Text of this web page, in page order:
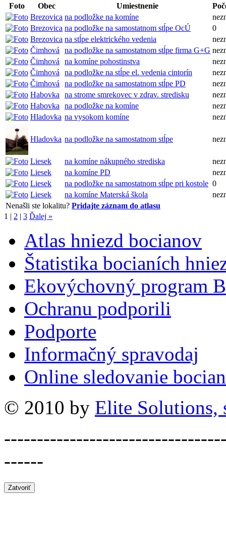
Foto
Obec Umiestnenie
Brezovica na podložke na komíne
Brezovica na podložke na samostatnom stĺpe OcÚ
0
Brezovica na stĺpe elektrického vedenia
Čimhová
na podložke na samostatnom stĺpe firma G+G
Čimhová
na komíne pohostinstva
Čimhová
na podložke na stĺpe el. vedenia cintorín
Čimhová
na podložke na samostatnom stĺpe PD
Habovka
na strome smrekovec v zdrav. stredisku
Habovka
na podložke na komíne
Hladovka na vysokom komíne
Hladovka na podložke na samostatnom stĺpe
Liesek na komíne nákupného strediska
Liesek
na komíne PD
Liesek
na podložke na samostatnom stĺpe pri kostole 0
Liesek
na komíne Materská škola
Nenašli ste lokalitu? Pridajte záznam do atlasu
1 | 2 | 3 Ďalej »
Atlas hniezd bocianov
Štatistika bocianích
Ekovýchovný program
Ochranu podporili
Podporte
Informačný spravodaj
Online sledovanie
© 2010 by Elite Solutions,
------